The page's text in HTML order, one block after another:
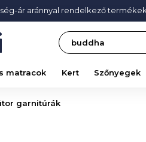
ár aránnyal rendelkező termékek
Search
matracok Kert Szőnyegek
garnitúrák